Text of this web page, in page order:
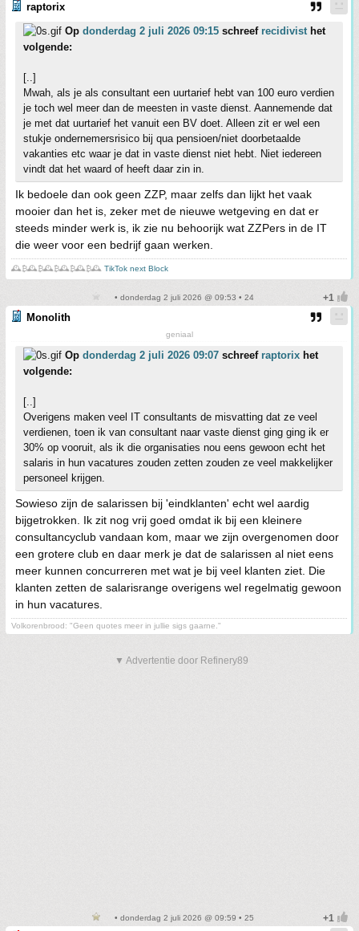
raptorix
Op donderdag 2 juli 2026 09:15 schreef recidivisthet
volgende:
[..]
Mwah, als je als consultant een uurtarief hebt van 100 euro verdien
je toch wel meer dan de meesten in vaste dienst. Aannemende dat
je met dat uurtarief het vanuit een BV doet. Alleen zit er wel een
stukje ondernemersrisico bij qua pensioen/niet doorbetaalde
vakanties etc waar je dat in vaste dienst niet hebt. Niet iedereen
vindt dat het waard of heeft daar zin in.
Ik bedoele dan ook geen ZZP, maar zelfs dan lijkt het vaak
mooier dan het is, zeker met de nieuwe wetgeving en dat er
steeds minder werk is, ik zie nu behoorijk wat ZZPers in de IT
die weer voor een bedrijf gaan werken.
🕰️₿🕰️₿🕰️₿🕰️₿🕰️₿🕰️ TikTok next Block
• donderdag 2 juli 2026 @ 09:53 • 24
Monolith
geniaal
Op donderdag 2 juli 2026 09:07 schreef raptorix het
volgende:
[..]
Overigens maken veel IT consultants de misvatting dat ze veel
verdienen, toen ik van consultant naar vaste dienst ging ging ik er
30% op vooruit, als ik die organisaties nou eens gewoon echt het
salaris in hun vacatures zouden zetten zouden ze veel makkelijker
personeel krijgen.
Sowieso zijn de salarissen bij 'eindklanten' echt wel aardig
bijgetrokken. Ik zit nog vrij goed omdat ik bij een kleinere
consultancyclub vandaan kom, maar we zijn overgenomen door
een grotere club en daar merk je dat de salarissen al niet eens
meer kunnen concurreren met wat je bij veel klanten ziet. Die
klanten zetten de salarisrange overigens wel regelmatig gewoon
in hun vacatures.
Volkorenbrood: "Geen quotes meer in jullie sigs gaarne."
▼ Advertentie door Refinery89
• donderdag 2 juli 2026 @ 09:59 • 25